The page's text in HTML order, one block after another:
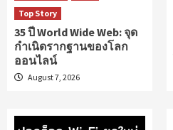
Top Story
35 ปี World Wide Web: จุด
กำเนิดรากฐานของโลก
ออนไลน์
August 7, 2026